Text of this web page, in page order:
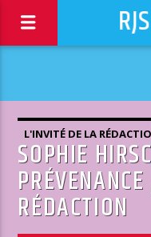
L'INVITÉ DE LA
SOPHIE
RÉDACTION